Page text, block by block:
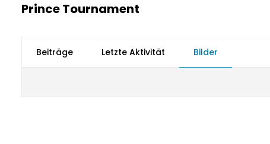
Prince Tournament
Beiträge Letzte Aktivität Bilder